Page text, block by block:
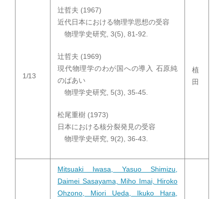
1/13
辻哲夫 (1967)
近代日本における物理学思想の受容
物理学史研究, 3(5), 81-92.
辻哲夫 (1969)
現代物理学のわが国への導入 石原純
のばあい
物理学史研究, 5(3), 35-45.
松尾重樹 (1973)
日本における核分裂発見の受容
物理学史研究, 9(2), 36-43.
植
田
Mitsuaki Iwasa, Yasuo Shimizu,
Daimei Sasayama, Miho Imai, Hiroko
Ohzono, Miori Ueda, Ikuko Hara,